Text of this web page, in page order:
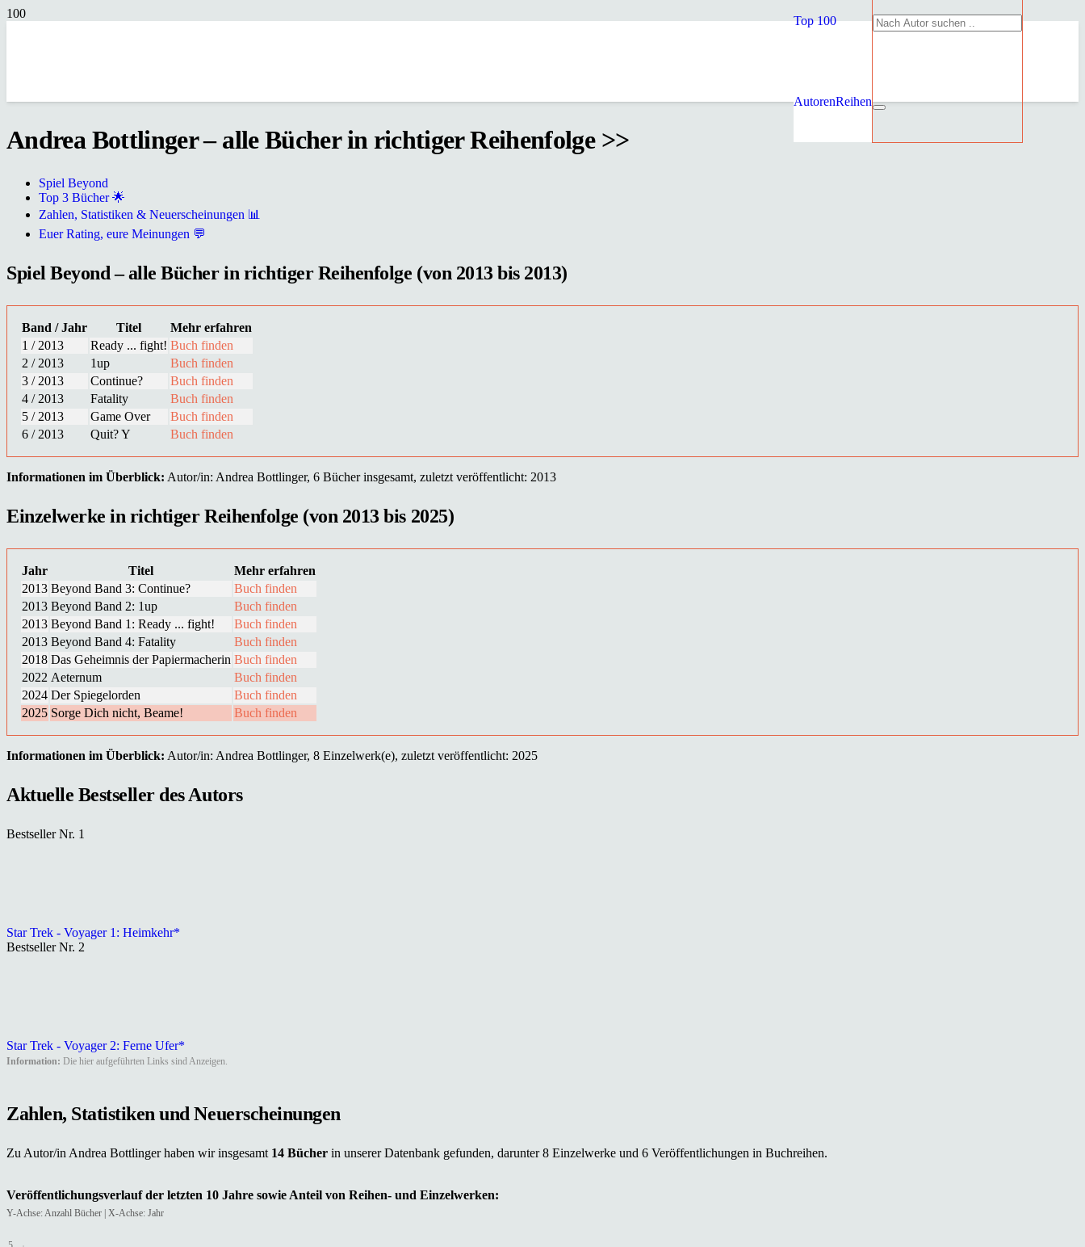
Top 100
AutorenReihen
Andrea Bottlinger – alle Bücher in richtiger Reihenfolge >>
Spiel Beyond
Top 3 Bücher 🌟
Zahlen, Statistiken & Neuerscheinungen 📊
Euer Rating, eure Meinungen 💬
Spiel Beyond – alle Bücher in richtiger Reihenfolge (von 2013 bis 2013)
Band / Jahr Titel
Mehr erfahren
1 / 2013
Ready ... fight! Buch finden
2 / 2013
1up
Buch finden
3 / 2013
Continue?
Buch finden
4 / 2013
Fatality
Buch finden
5 / 2013
Game Over
Buch finden
6 / 2013
Quit? Y Buch finden
Informationen im Überblick: Autor/in: Andrea Bottlinger, 6 Bücher insgesamt, zuletzt veröffentlicht: 2013
Einzelwerke in richtiger Reihenfolge (von 2013 bis 2025)
Jahr Titel
Mehr erfahren
2013 Beyond Band 3: Continue?
Buch finden
2013 Beyond Band 2: 1up
Buch finden
2013 Beyond Band 1: Ready ... fight!
Buch finden
2013 Beyond Band 4: Fatality
Buch finden
2018 Das Geheimnis der Papiermacherin Buch finden
2022 Aeternum
Buch finden
2024 Der Spiegelorden
Buch finden
2025 Sorge Dich nicht, Beame! Buch finden
Informationen im Überblick: Autor/in: Andrea Bottlinger, 8 Einzelwerk(e), zuletzt veröffentlicht: 2025
Aktuelle Bestseller des Autors
Bestseller Nr. 1
Star Trek - Voyager 1: Heimkehr*
Bestseller Nr. 2
Star Trek - Voyager 2: Ferne Ufer*
Information: Die hier aufgeführten Links sind Anzeigen.
Zahlen, Statistiken und Neuerscheinungen
Zu Autor/in Andrea Bottlinger haben wir insgesamt 14 Bücher in unserer Datenbank gefunden, darunter 8 Einzelwerke und 6 Veröffentlichungen in Buchreihen.
Veröffentlichungsverlauf der letzten 10 Jahre sowie Anteil von Reihen- und Einzelwerken:
Y-Achse: Anzahl Bücher | X-Achse: Jahr
5